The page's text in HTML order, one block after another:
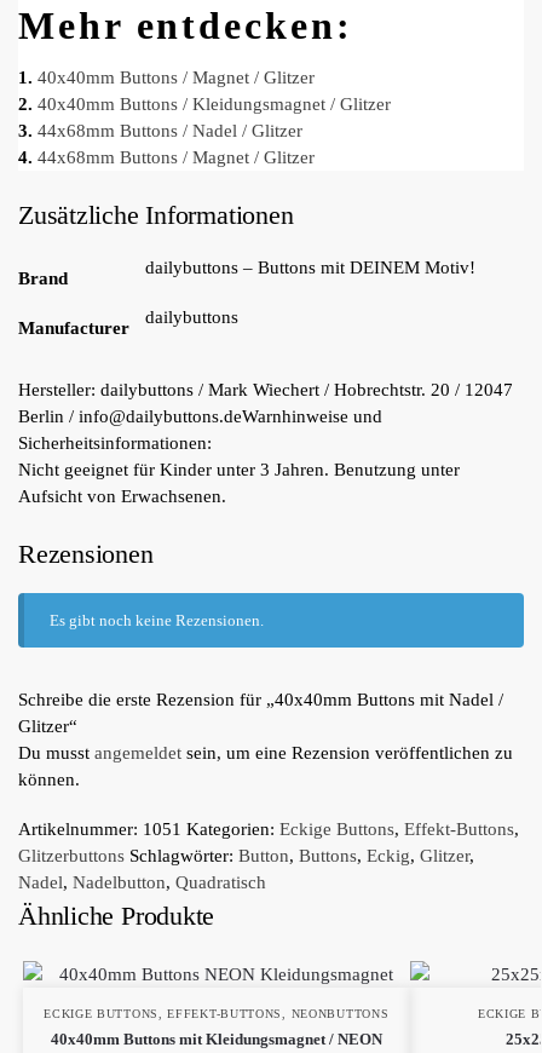
Mehr entdecken:
1. 40x40mm Buttons / Magnet / Glitzer
2. 40x40mm Buttons / Kleidungsmagnet / Glitzer
3. 44x68mm Buttons / Nadel / Glitzer
4. 44x68mm Buttons / Magnet / Glitzer
Zusätzliche Informationen
Brand
dailybuttons – Buttons mit DEINEM Motiv!
Manufacturer
dailybuttons
Hersteller: dailybuttons / Mark Wiechert / Hobrechtstr. 20 / 12047
Berlin / info@dailybuttons.deWarnhinweise und
Sicherheitsinformationen:
Nicht geeignet für Kinder unter 3 Jahren. Benutzung unter
Aufsicht von Erwachsenen.
Rezensionen
Es gibt noch keine Rezensionen.
Schreibe die erste Rezension für „40x40mm Buttons mit Nadel /
Glitzer“
Du musst angemeldet sein, um eine Rezension veröffentlichen zu
können.
Artikelnummer: 1051 Kategorien: Eckige Buttons, Effekt-Buttons,
Glitzerbuttons Schlagwörter: Button, Buttons, Eckig, Glitzer,
Nadel, Nadelbutton, Quadratisch
Ähnliche Produkte
ECKIGE BUTTONS ,EFFEKT-BUTTONS NEONBUTTONS
40x40mm Buttons mit Kleidungsmagnet / NEON
ECKIGE